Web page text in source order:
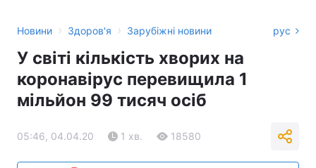
Новини › Здоров'я › Зарубіжні новини рус
У світі кількість хворих на
коронавірус перевищила 1
мільйон 99 тисяч осіб
05:46, 04.04.20 1 хв. 18580